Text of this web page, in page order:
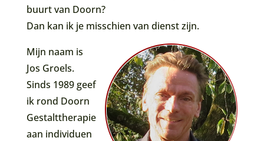
buurt van Doorn?
Dan kan ik je misschien van dienst zijn.
Mijn naam is
Jos Groels.
Sinds 1989 geef
ik rond Doorn
Gestalttherapie
aan individuen